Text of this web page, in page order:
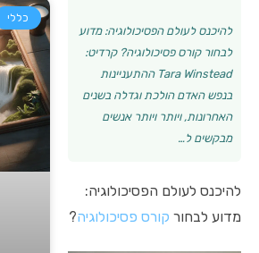
להיכנס לעולם הפסיכולוגיה: מדוע
לבחור קורס פסיכולוגיה? קרדיט:
Tara Winstead ההתעניינות
בנפש האדם הולכת וגדלה בשנים
האחרונות, ויותר ויותר אנשים
מבקשים ל…
להיכנס לעולם הפסיכולוגיה:
מדוע לבחור קורס פסיכולוגיה?
כללי